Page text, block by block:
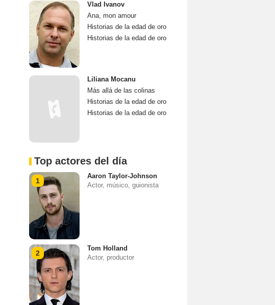
Vlad Ivanov
Ana, mon amour
Historias de la edad de oro
Historias de la edad de oro
Liliana Mocanu
Más allá de las colinas
Historias de la edad de oro
Historias de la edad de oro
Top actores del día
1
Aaron Taylor-Johnson
Actor, músico, guionista
2
Tom Holland
Actor, productor